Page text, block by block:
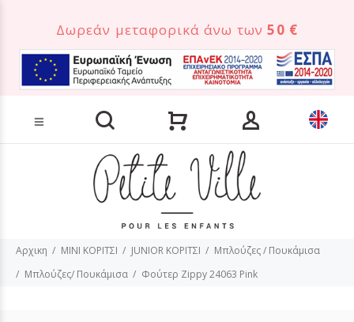
Δωρεάν μεταφορικά άνω των50 €
Αρχικη MINI ΚΟΡΙΤΣΙ JUNIOR ΚΟΡΙΤΣΙ
Μπλούζες / Πουκάμισα
Μπλούζες/ Πουκάμισα
Φούτερ Zippy 24063 Pink